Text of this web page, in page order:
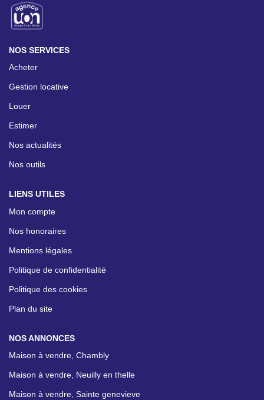
NOS SERVICES
Acheter
Gestion locative
Louer
Estimer
Nos actualités
Nos outils
LIENS UTILES
Mon compte
Nos honoraires
Mentions légales
Politique de confidentialité
Politique des cookies
Plan du site
NOS ANNONCES
Maison à vendre, Chambly
Maison à vendre, Neuilly en thelle
Maison à vendre, Sainte genevieve